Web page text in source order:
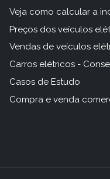
Veja como calcular a
Preços dos veículos
Vendas de veículos
Carros elétricos -
Casos de Estudo
Compra e venda